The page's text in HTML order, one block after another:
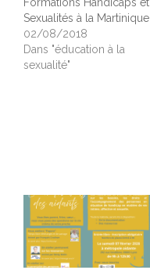
Sexualités à la Martinique
02/08/2018
Dans "éducation à la
sexualité"